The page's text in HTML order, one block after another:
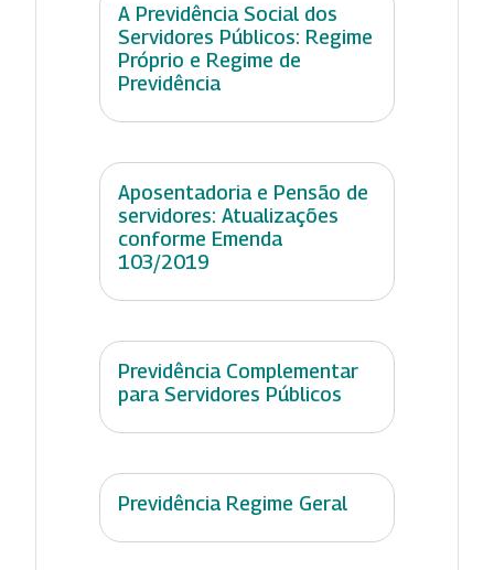
A Previdência Social dos
Servidores Públicos: Regime
Próprio e Regime de
Previdência
Aposentadoria e Pensão de
servidores: Atualizações
conforme Emenda
103/2019
Previdência Complementar
para Servidores Públicos
Previdência Regime Geral